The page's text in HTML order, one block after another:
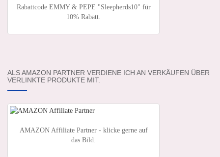
Rabattcode EMMY & PEPE "Sleepherds10" für
10% Rabatt.
ALS AMAZON PARTNER VERDIENE ICH AN VERKÄUFEN ÜBER
VERLINKTE PRODUKTE MIT.
AMAZON Affiliate Partner - klicke gerne auf
das Bild.